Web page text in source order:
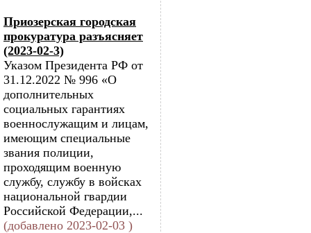
Приозерская городская
прокуратура разъясняет
(2023-02-3)
Указом Президента РФ от
31.12.2022 № 996 «О
дополнительных
социальных гарантиях
военнослужащим и лицам,
имеющим специальные
звания полиции,
проходящим военную
службу, службу в войсках
национальной гвардии
Российской Федерации,...
(добавлено 2023-02-03 )